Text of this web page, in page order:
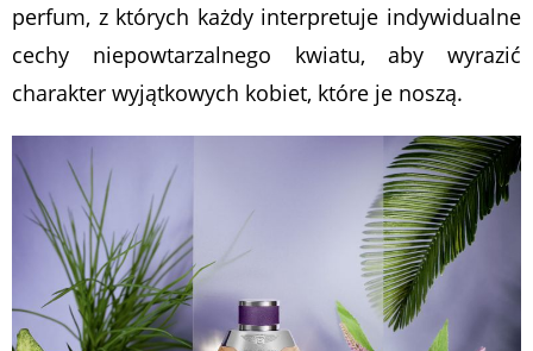
perfum, z których każdy interpretuje indywidualne
cechy niepowtarzalnego kwiatu, aby wyrazić
charakter wyjątkowych kobiet, które je noszą.